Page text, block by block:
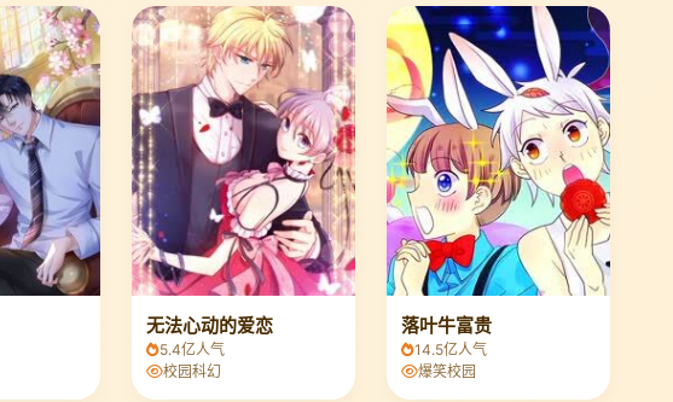
无法心动的爱恋
5.4亿人气
校园科幻
落叶牛富贵
14.5亿人气
爆笑校园